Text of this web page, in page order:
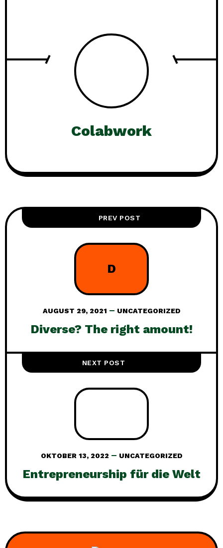
Colabwork
PREV POST
D
AUGUST 29, 2021 UNCATEGORIZED
Diverse? The right amount!
NEXT POST
OKTOBER 13, 2022 UNCATEGORIZED
Entrepreneurship für die Welt